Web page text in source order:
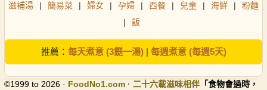
滋補湯 | 簡易菜 | 婦女 | 孕婦 | 西餐 | 兒童 | 海鮮 |
粉麵
|
飯
推薦： 每天煮意 (3餸一湯)| 每週煮意 (每週5天)
©1999 to 2026 · FoodNo1.com · 二十六載滋味相伴 「食物會過時，